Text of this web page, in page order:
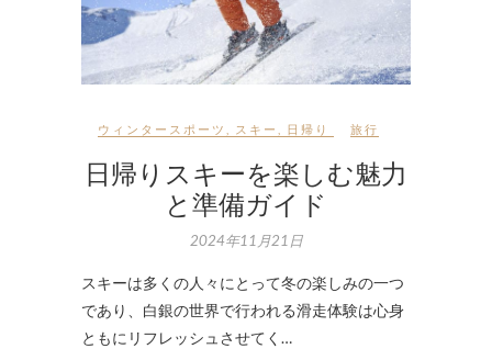
ウィンタースポーツ スキー 日帰り 旅行
日帰りスキーを楽しむ魅力
と準備ガイド
2024年11月21日
スキーは多くの人々にとって冬の楽しみの一つ
であり、白銀の世界で行われる滑走体験は心身
ともにリフレッシュさせてく…